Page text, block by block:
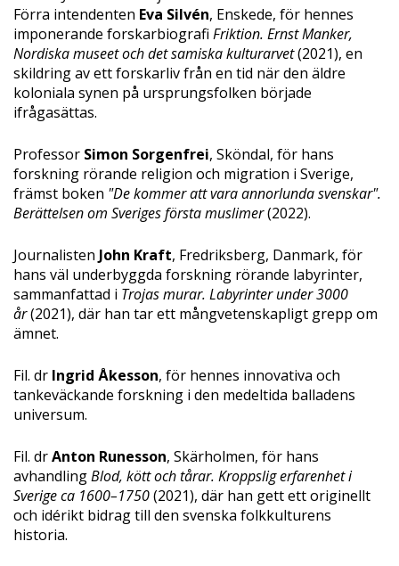
Förra intendenten Eva Silvén, Enskede, för hennes
imponerande forskarbiografi Friktion. Ernst Manker,
Nordiska museet och det samiska kulturarvet(2021), en
skildring av ett forskarliv från en tid när den äldre
koloniala synen på ursprungsfolken började
ifrågasättas.
Professor Simon Sorgenfrei, Sköndal, för hans
forskning rörande religion och migration i Sverige,
främst boken "De kommer att vara annorlunda svenskar".
Berättelsen om Sveriges första muslimer(2022).
Journalisten John Kraft, Fredriksberg, Danmark, för
hans väl underbyggda forskning rörande labyrinter,
sammanfattad i Trojas murar. Labyrinter under 3000
år(2021), där han tar ett mångvetenskapligt grepp om
ämnet.
Fil. dr Ingrid Åkesson, för hennes innovativa och
tankeväckande forskning i den medeltida balladens
universum.
Fil. drAnton Runesson, Skärholmen, för hans
avhandlingBlod, kött och tårar. Kroppslig erfarenhet i
Sverige ca 1600–1750(2021), där han gett ett originellt
och idérikt bidrag till den svenska folkkulturens
historia.